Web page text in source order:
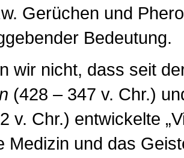
Gerüchen und
Bedeutung.
wir nicht, dass seit
(428 – 347 v. Chr.)
v. Chr.) entwickelte
Medizin und das